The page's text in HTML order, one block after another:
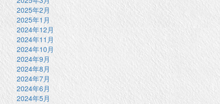
2025年2月
2025年1月
2024年12月
2024年11月
2024年10月
2024年9月
2024年8月
2024年7月
2024年6月
2024年5月